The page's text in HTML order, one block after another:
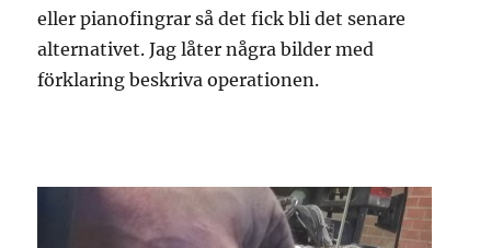
eller pianofingrar så det fick bli det senare
alternativet. Jag låter några bilder med
förklaring beskriva operationen.